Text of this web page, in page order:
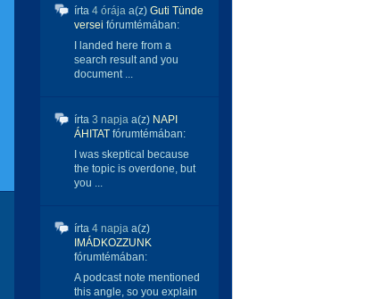
írta 4 órája a(z) Guti Tünde
versei fórumtémában:
I landed here from a
search result and you
document ...
írta 3 napja a(z) NAPI
ÁHITAT fórumtémában:
I was skeptical because
the topic is overdone, but
you ...
írta 4 napja a(z)
IMÁDKOZZUNK
fórumtémában:
A podcast note mentioned
this angle, so you explain